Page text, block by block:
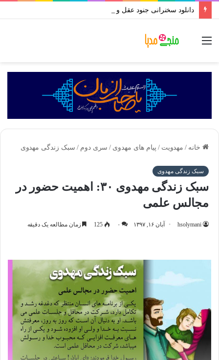
خانه / مهدویت / پیام های مهدوی / سری دوم / سبک زندگی مهدوی
سبک زندگی مهدوی
سبک زندگی مهدوی ۳۰: اهمیت حضور در
مجالس علمی
hsolymani آبان ۱۶, ۱۳۹۷ ۰ 125 زمان مطالعه یک دقیقه